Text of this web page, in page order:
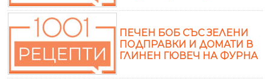
ПЕЧЕН БОБ СЪС ЗЕЛЕНИ
ПОДПРАВКИ И ДОМАТИ В
ГЛИНЕН ГЮВЕЧ НА ФУРНА